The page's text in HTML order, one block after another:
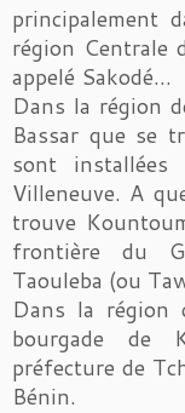
principalement
région Centrale
appelé Sakodé…
Dans la région
Bassar que se
sont
Villeneuve. A
trouve
frontière du
Taouleba (ou
Dans la région
bourgade de
préfecture de
Bénin.